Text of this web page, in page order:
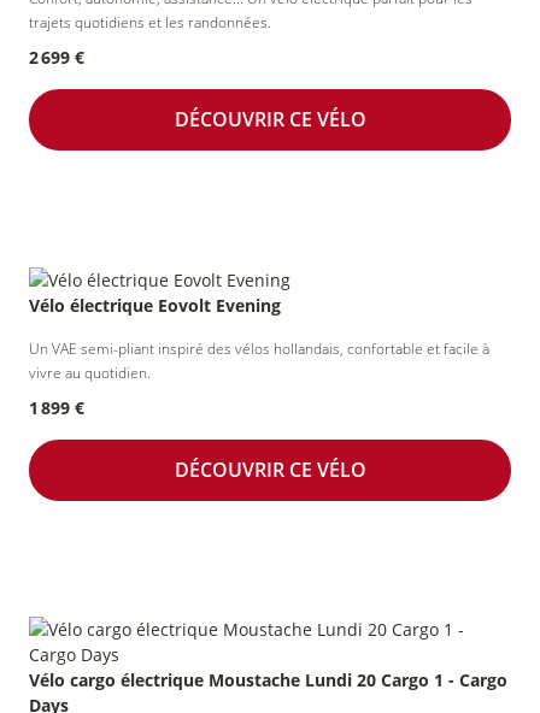
trajets quotidiens et les randonnées.
2 699 €
DÉCOUVRIR CE VÉLO
Vélo électrique Eovolt Evening
Un VAE semi-pliant inspiré des vélos hollandais, confortable et facile à
vivre au quotidien.
1 899 €
DÉCOUVRIR CE VÉLO
Vélo cargo électrique Moustache Lundi 20 Cargo 1 - Cargo
Days